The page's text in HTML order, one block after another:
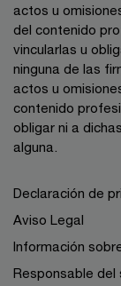
actos u
del contenido
vincularlas u
ninguna de las
actos u
contenido
obligar ni a
alguna.
Declaración de
Aviso Legal
Información
Responsable del